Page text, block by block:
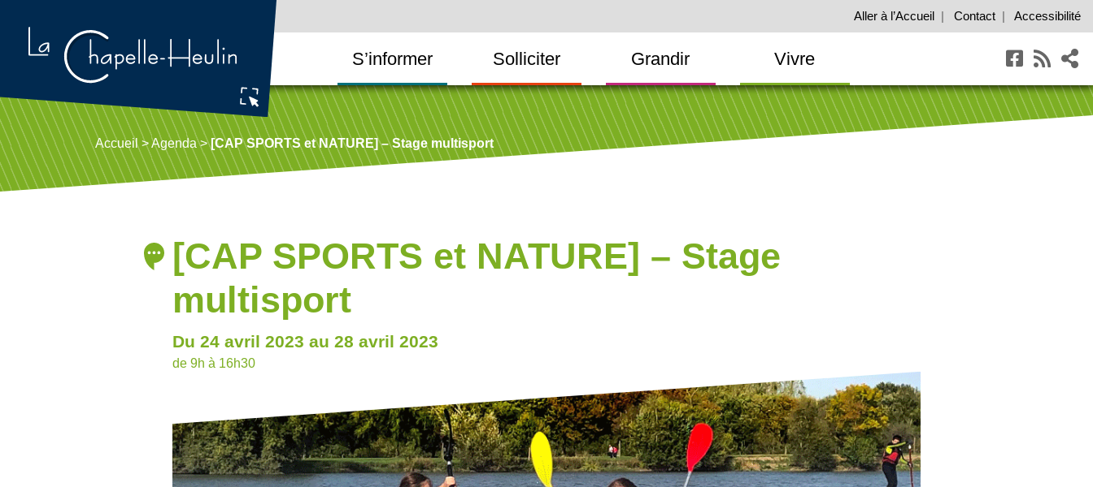
Aller à l’Accueil | Contact | Accessibilité
S’informer Solliciter Grandir Vivre
Accueil>Agenda>[CAP SPORTS et NATURE] – Stage multisport
[CAP SPORTS et NATURE] – Stage
multisport
Du 24 avril 2023 au 28 avril 2023
de 9h à 16h30